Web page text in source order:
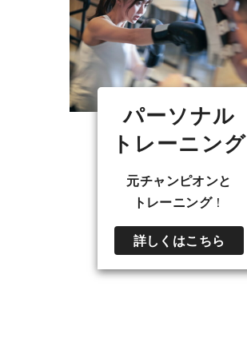
パーソナル
トレーニング
元チャンピオンと
トレーニング！
詳しくはこちら